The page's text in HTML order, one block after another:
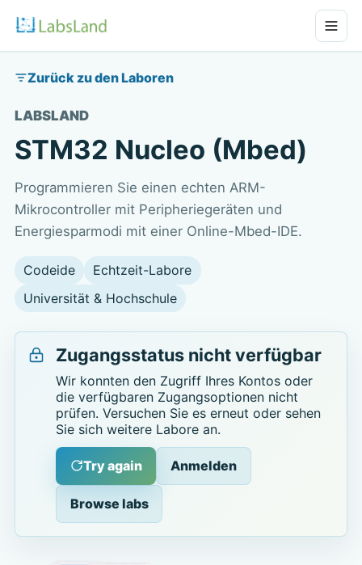
Zurück zu den Laboren
LABSLAND
STM32 Nucleo (Mbed)
Programmieren Sie einen echten ARM-
Mikrocontroller mit Peripheriegeräten und
Energiesparmodi mit einer Online-Mbed-IDE.
Codeide
Echtzeit-Labore
Universität & Hochschule
Zugangsstatus nicht verfügbar
Wir konnten den Zugriff Ihres Kontos oder
die verfügbaren Zugangsoptionen nicht
prüfen. Versuchen Sie es erneut oder sehen
Sie sich weitere Labore an.
Try again Anmelden
Browse labs